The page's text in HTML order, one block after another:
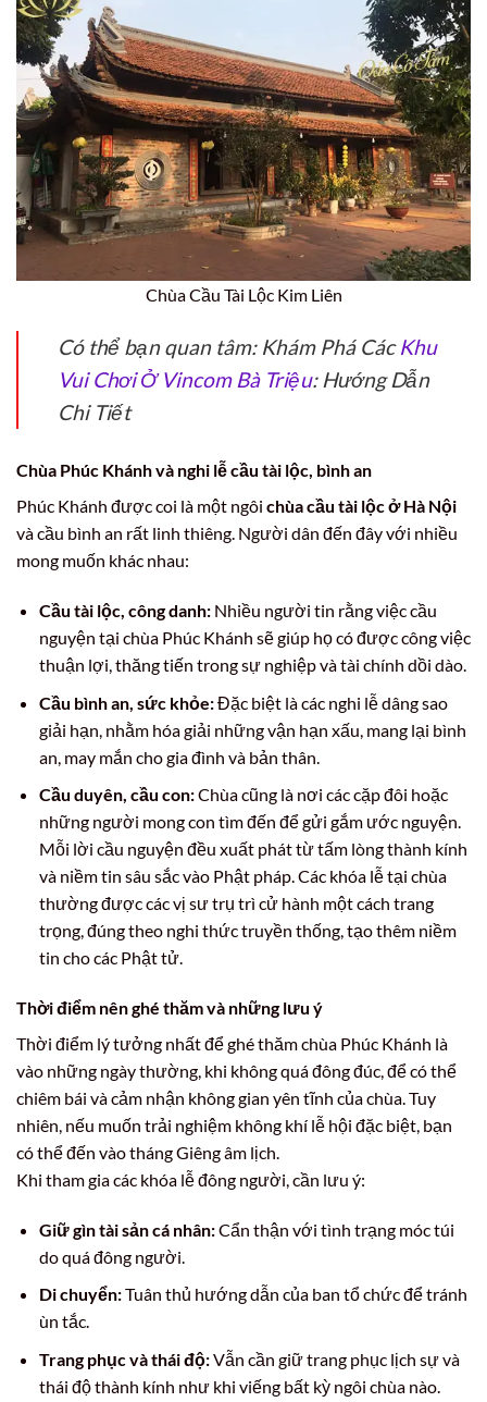
Chùa Cầu Tài Lộc Kim Liên
Có thể bạn quan tâm: Khám Phá CácKhu
Vui Chơi Ở Vincom Bà Triệu: Hướng Dẫn
Chi Tiết
Chùa Phúc Khánh và nghi lễ cầu tài lộc, bình an
Phúc Khánh được coi là một ngôi chùa cầu tài lộc ở Hà Nội
và cầu bình an rất linh thiêng. Người dân đến đây với nhiều
mong muốn khác nhau:
Cầu tài lộc, công danh:Nhiều người tin rằng việc cầu
nguyện tại chùa Phúc Khánh sẽ giúp họ có được công việc
thuận lợi, thăng tiến trong sự nghiệp và tài chính dồi dào.
Cầu bình an, sức khỏe:Đặc biệt là các nghi lễ dâng sao
giải hạn, nhằm hóa giải những vận hạn xấu, mang lại bình
an, may mắn cho gia đình và bản thân.
Cầu duyên, cầu con:Chùa cũng là nơi các cặp đôi hoặc
những người mong con tìm đến để gửi gắm ước nguyện.
Mỗi lời cầu nguyện đều xuất phát từ tấm lòng thành kính
và niềm tin sâu sắc vào Phật pháp. Các khóa lễ tại chùa
thường được các vị sư trụ trì cử hành một cách trang
trọng, đúng theo nghi thức truyền thống, tạo thêm niềm
tin cho các Phật tử.
Thời điểm nên ghé thăm và những lưu ý
Thời điểm lý tưởng nhất để ghé thăm chùa Phúc Khánh là
vào những ngày thường, khi không quá đông đúc, để có thể
chiêm bái và cảm nhận không gian yên tĩnh của chùa. Tuy
nhiên, nếu muốn trải nghiệm không khí lễ hội đặc biệt, bạn
có thể đến vào tháng Giêng âm lịch.
Khi tham gia các khóa lễ đông người, cần lưu ý:
Giữ gìn tài sản cá nhân:Cẩn thận với tình trạng móc túi
do quá đông người.
Di chuyển:Tuân thủ hướng dẫn của ban tổ chức để tránh
ùn tắc.
Trang phục và thái độ:Vẫn cần giữ trang phục lịch sự và
thái độ thành kính như khi viếng bất kỳ ngôi chùa nào.